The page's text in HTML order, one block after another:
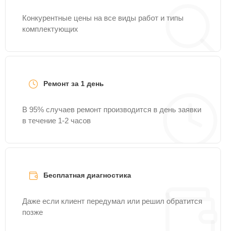
Конкурентные цены на все виды работ и типы
комплектующих
Ремонт за 1 день
В 95% случаев ремонт производится в день заявки
в течение 1-2 часов
Бесплатная диагностика
Даже если клиент передумал или решил обратится
позже